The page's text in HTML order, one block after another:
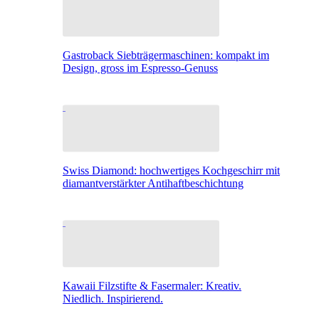
Gastroback Siebträgermaschinen: kompakt im
Design, gross im Espresso-Genuss
Swiss Diamond: hochwertiges Kochgeschirr mit
diamantverstärkter Antihaftbeschichtung
Kawaii Filzstifte & Fasermaler: Kreativ.
Niedlich. Inspirierend.